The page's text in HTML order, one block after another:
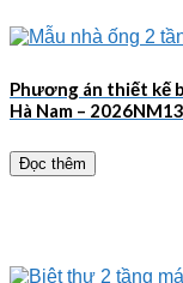
Phương án thiết kế
Hà Nam –
Đọc thêm